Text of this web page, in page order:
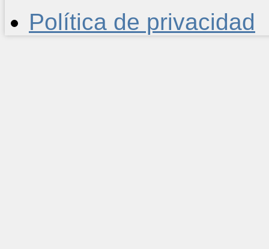
Política de privacidad